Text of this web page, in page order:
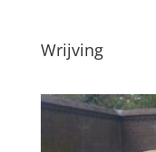
Wrijving